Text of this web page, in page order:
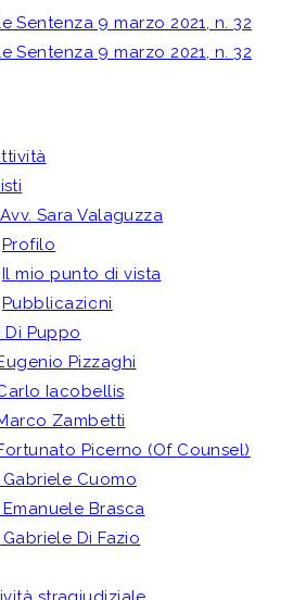
Sara Valaguzza
Profilo
Il mio punto di vista
Pubblicazioni
Di Puppo
Pizzaghi
Iacobellis
Zambetti
Picerno (Of Counsel)
Cuomo
Brasca
Di Fazio